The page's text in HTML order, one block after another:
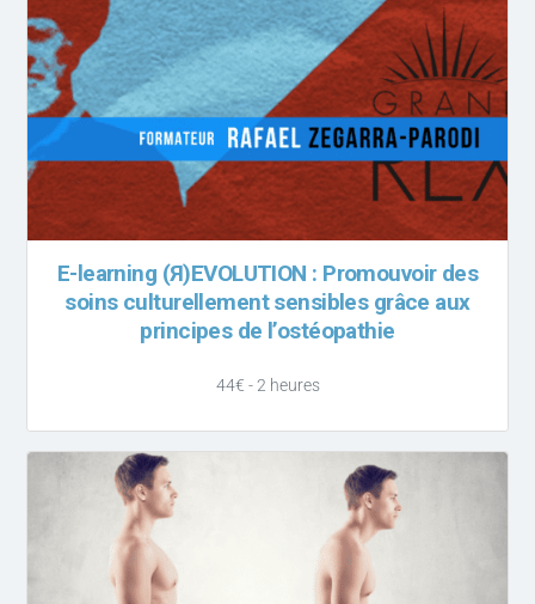
E-learning (Я)EVOLUTION : Promouvoir des
soins culturellement sensibles grâce aux
principes de l’ostéopathie
44€ - 2 heures